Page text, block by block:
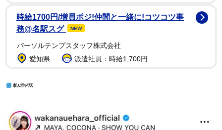
時給1700円/増員ポジ!仲間と一緒に!コツコツ事
務@名駅スグ
NEW
パーソルテンプスタッフ株式会社
愛知県
派遣社員：時給1,700円